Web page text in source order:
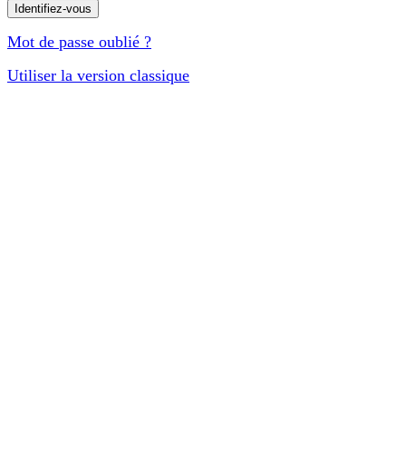
Mot de passe oublié ?
Utiliser la version classique